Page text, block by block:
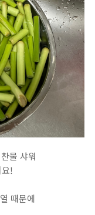
물 샤워
!
때문에